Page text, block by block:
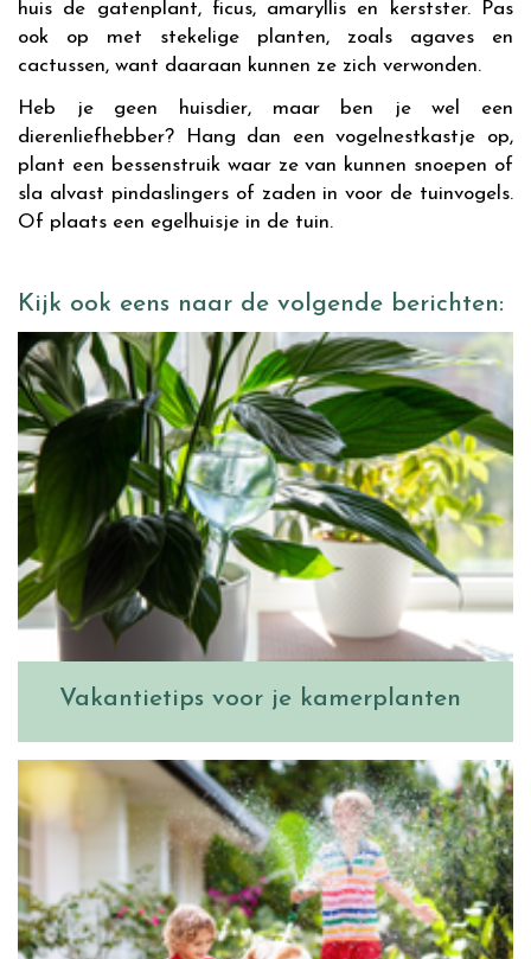
huis de gatenplant, ficus, amaryllis en kerstster. Pas
ook op met stekelige planten, zoals agaves en
cactussen, want daaraan kunnen ze zich verwonden.
Heb je geen huisdier, maar ben je wel een
dierenliefhebber? Hang dan een vogelnestkastje op,
plant een bessenstruik waar ze van kunnen snoepen of
sla alvast pindaslingers of zaden in voor de tuinvogels.
Of plaats een egelhuisje in de tuin.
Kijk ook eens naar de volgende berichten:
Vakantietips voor je kamerplanten